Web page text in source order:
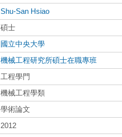
Shu-San Hsiao
碩士
國立中央大學
機械工程研究所碩士在職專班
工程學門
機械工程學類
學術論文
2012